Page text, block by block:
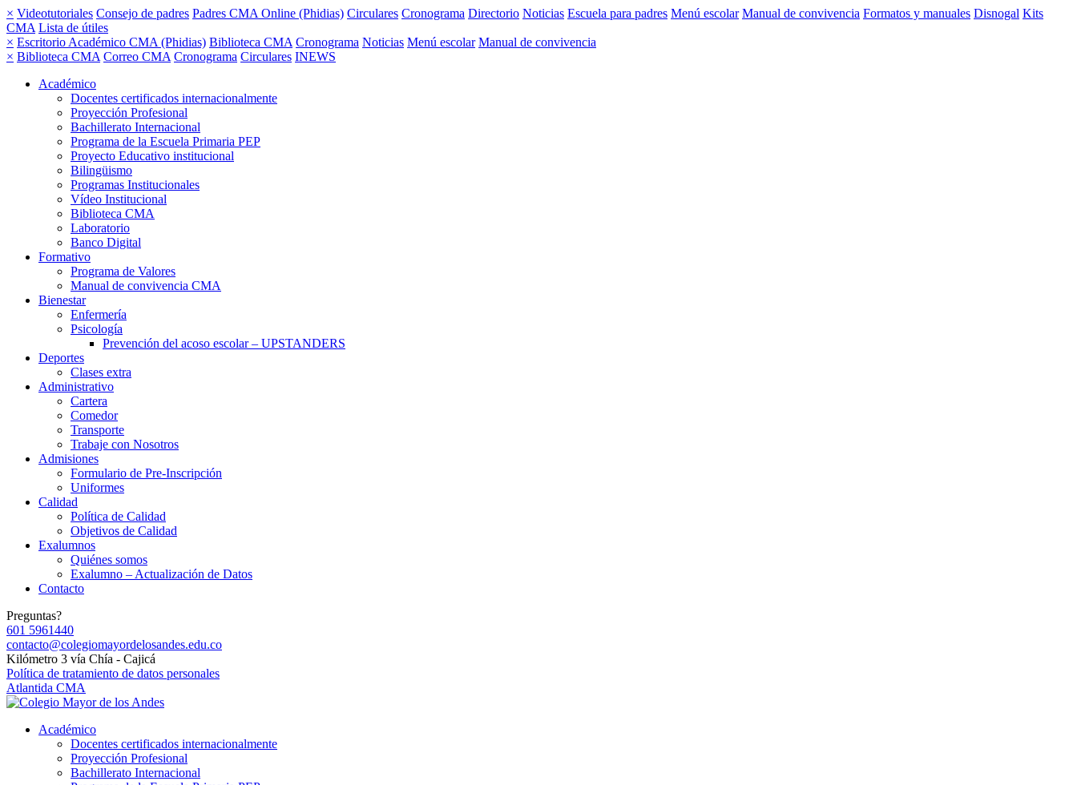
× Videotutoriales Consejo de padres Padres CMA Online (Phidias) Circulares Cronograma Directorio Noticias Escuela para padres Menú escolar Manual de convivencia Formatos y manuales Disnogal Kits
CMA Lista de útiles
× Escritorio Académico CMA (Phidias) Biblioteca CMA Cronograma Noticias Menú escolar Manual de convivencia
× Biblioteca CMA Correo CMA Cronograma Circulares INEWS
Académico
Docentes certificados internacionalmente
Proyección Profesional
Bachillerato Internacional
Programa de la Escuela Primaria PEP
Proyecto Educativo institucional
Bilingüismo
Programas Institucionales
Vídeo Institucional
Biblioteca CMA
Laboratorio
Banco Digital
Formativo
Programa de Valores
Manual de convivencia CMA
Bienestar
Enfermería
Psicología
Prevención del acoso escolar – UPSTANDERS
Deportes
Clases extra
Administrativo
Cartera
Comedor
Transporte
Trabaje con Nosotros
Admisiones
Formulario de Pre-Inscripción
Uniformes
Calidad
Política de Calidad
Objetivos de Calidad
Exalumnos
Quiénes somos
Exalumno – Actualización de Datos
Contacto
Preguntas?
601 5961440
contacto@colegiomayordelosandes.edu.co
Kilómetro 3 vía Chía - Cajicá
Política de tratamiento de datos personales
Atlantida CMA
Académico
Docentes certificados internacionalmente
Proyección Profesional
Bachillerato Internacional